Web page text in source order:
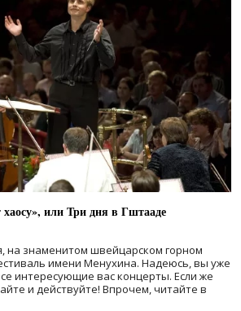
или Три дня в Гштааде
на знаменитом швейцарском горном
имени Менухина. Надеюсь, вы уже
интересующие вас концерты. Если же
и действуйте! Впрочем, читайте в